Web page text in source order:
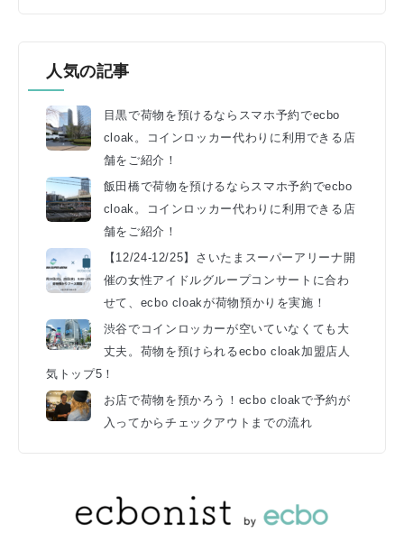
人気の記事
目黒で荷物を預けるならスマホ予約でecbo
cloak。コインロッカー代わりに利用できる店
舗をご紹介！
飯田橋で荷物を預けるならスマホ予約でecbo
cloak。コインロッカー代わりに利用できる店
舗をご紹介！
【12/24-12/25】さいたまスーパーアリーナ開
催の女性アイドルグループコンサートに合わ
せて、ecbo cloakが荷物預かりを実施！
渋谷でコインロッカーが空いていなくても大
丈夫。荷物を預けられるecbo cloak加盟店人
気トップ5！
お店で荷物を預かろう！ecbo cloakで予約が
入ってからチェックアウトまでの流れ